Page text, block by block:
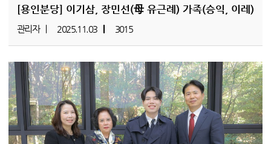
[용인분당] 이기삼, 장민선(母 유근례) 가족(승익, 이레)
관리자 2025.11.03 3015